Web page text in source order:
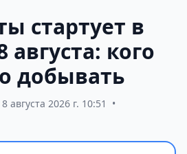
стартует в
августа: кого
добывать
8 августа 2026 г. 10:51
•